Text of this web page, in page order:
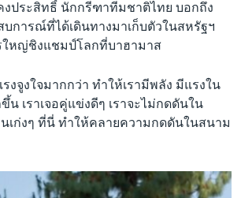
งประสิทธิ์ นักกรีฑาทีมชาติไทย บอกถึง
การณ์ที่ได้เดินทางมาเก็บตัวในสหรัฐฯ
ใหญ่ชิงแชมป์โลกที่บาฮามาส
งจูงใจมากกว่า ทำให้เรามีพลัง มีแรงใน
เราเจอคู่แข่งดีๆ เราจะไม่กดดันใน
เก่งๆ ที่นี่ ทำให้คลายความกดดันในสนาม